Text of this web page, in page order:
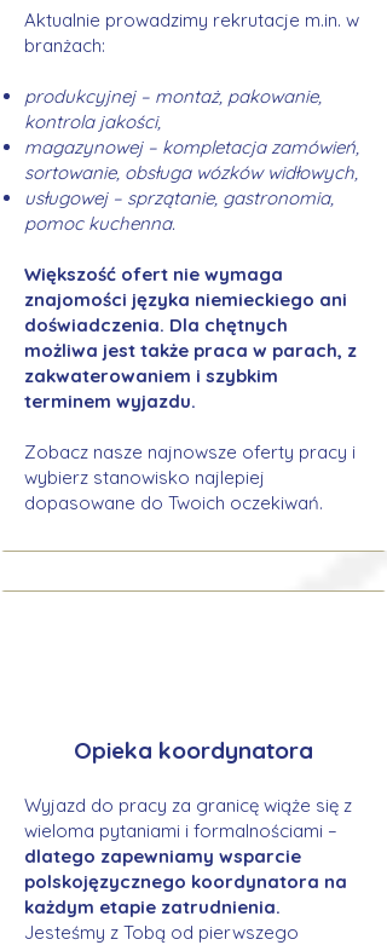
Aktualnie prowadzimy rekrutacje m.in. w
branżach:
produkcyjnej – montaż, pakowanie,
kontrola jakości,
magazynowej – kompletacja zamówień,
sortowanie, obsługa wózków widłowych,
usługowej – sprzątanie, gastronomia,
pomoc kuchenna.
Większość ofert nie wymaga
znajomości języka niemieckiego ani
doświadczenia. Dla chętnych
możliwa jest także praca w parach, z
zakwaterowaniem i szybkim
terminem wyjazdu.
Zobacz nasze najnowsze oferty pracy i
wybierz stanowisko najlepiej
dopasowane do Twoich oczekiwań.
Opieka koordynatora
Wyjazd do pracy za granicę wiąże się z
wieloma pytaniami i formalnościami –
dlatego zapewniamy wsparcie
polskojęzycznego koordynatora na
każdym etapie zatrudnienia.
Jesteśmy z Tobą od pierwszego